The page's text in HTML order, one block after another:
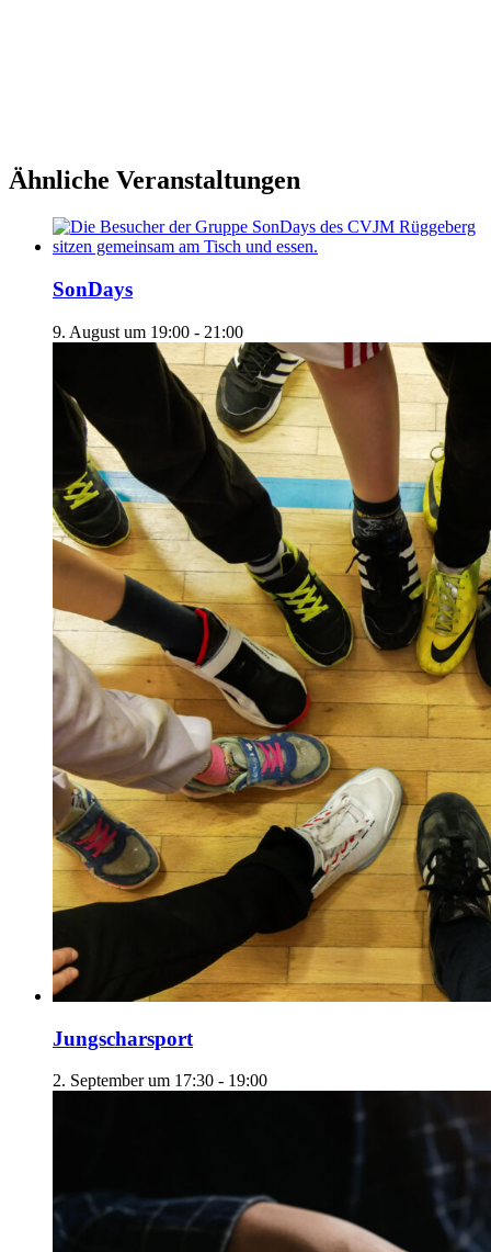
Ähnliche Veranstaltungen
SonDays
9. August um 19:00 - 21:00
Jungscharsport
2. September um 17:30 - 19:00